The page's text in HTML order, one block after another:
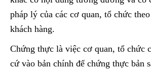
pháp lý của các cơ quan, tổ chức
khách hàng.
Chứng thực là việc cơ quan, tổ chức
cứ vào bản chính để chứng thực bản